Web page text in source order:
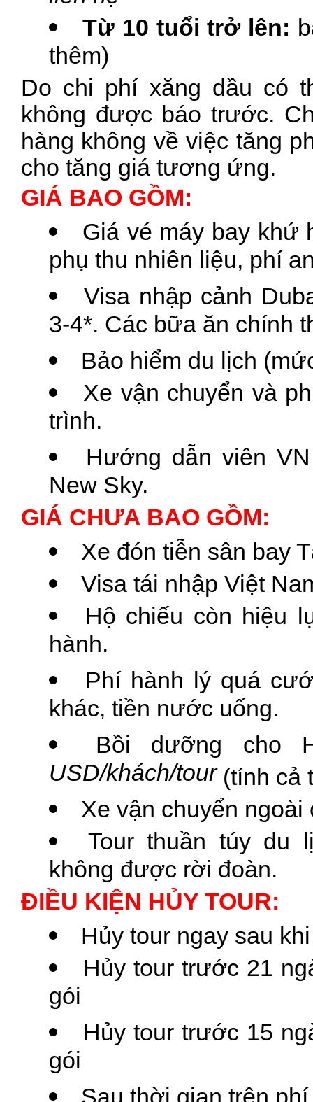
Từ 10 tuổi trở lên:
thêm)
Do chi phí xăng dầu có
không được báo trước.
hàng không về việc tăng
cho tăng giá tương ứng.
GIÁ BAO GỒM:
Giá vé máy bay khứ
phụ thu nhiên liệu, phí
Visa nhập cảnh
3-4*. Các bữa ăn chính
Bảo hiểm du lịch
Xe vận chuyển và
trình.
Hướng dẫn viên
New Sky.
GIÁ CHƯA BAO GỒM:
Xe đón tiễn sân bay
Visa tái nhập Việt
Hộ chiếu còn hiệu
hành.
Phí hành lý quá
khác, tiền nước uống.
Bồi dưỡng cho
USD/khách/tour (tính cả
Xe vận chuyển
Tour thuần túy du
không được rời đoàn.
ĐIỀU KIỆN HỦY TOUR:
Hủy tour ngay sau
Hủy tour trước 21
gói
Hủy tour trước 15
gói
Sau thời gian trên